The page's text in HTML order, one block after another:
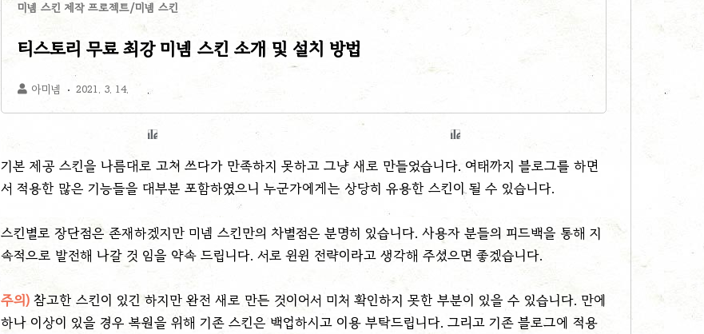
미넴 스킨 제작 프로젝트/미넴 스킨
티스토리 무료 최강 미넴 스킨 소개 및 설치 방법
아미넴 2021. 3. 14.
기본 제공 스킨을 나름대로 고쳐 쓰다가 만족하지 못하고 그냥 새로 만들었습니다. 여태까지 블로그를 하면
서 적용한 많은 기능들을 대부분 포함하였으니 누군가에게는 상당히 유용한 스킨이 될 수 있습니다.
스킨별로 장단점은 존재하겠지만 미넴 스킨만의 차별점은 분명히 있습니다. 사용자 분들의 피드백을 통해 지
속적으로 발전해 나갈 것 임을 약속 드립니다. 서로 윈윈 전략이라고 생각해 주셨으면 좋겠습니다.
주의) 참고한 스킨이 있긴 하지만 완전 새로 만든 것이어서 미처 확인하지 못한 부분이 있을 수 있습니다. 만에
하나 이상이 있을 경우 복원을 위해 기존 스킨은 백업하시고 이용 부탁드립니다. 그리고 기존 블로그에 적용